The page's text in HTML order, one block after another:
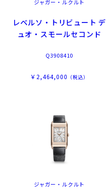
ジャガー・ルクルト
レベルソ・トリビュート デ
ュオ・スモールセコンド
Q3908410
￥2,464,000 （税込）
ジャガー・ルクルト